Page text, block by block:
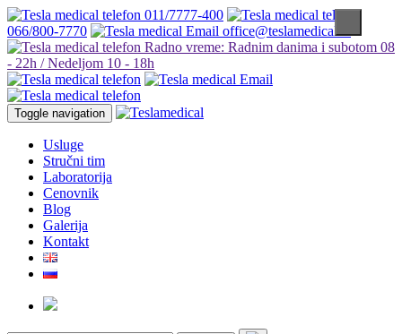
011/7777-400
066/800-7770
office@teslamedical.rs
Radno vreme: Radnim danima i subotom 08
- 22h / Nedeljom 10 - 18h
Toggle navigation
Usluge
Stručni tim
Laboratorija
Cenovnik
Blog
Galerija
Kontakt